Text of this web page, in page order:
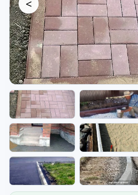
<
Бордюры — монтаж
край участка.
Фото бордюров, дорожек и
благоустройства для частного